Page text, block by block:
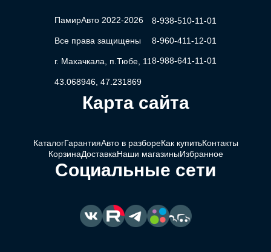
ПамирАвто 2022-2026
Все права защищены
г. Махачкала, п.Тюбе, 11
43.068946, 47.231869
8-938-510-11-01
8-960-411-12-01
8-988-641-11-01
Карта сайта
КаталогГарантияАвто в разбореКак купитьКонтакты
КорзинаДоставкаНаши магазиныИзбранное
Социальные сети